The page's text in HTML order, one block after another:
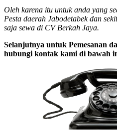
Oleh karena itu untuk anda yang
Pesta daerah Jabodetabek dan
saja sewa di CV Berkah Jaya.
Selanjutnya untuk Pemesanan
hubungi kontak kami di bawah